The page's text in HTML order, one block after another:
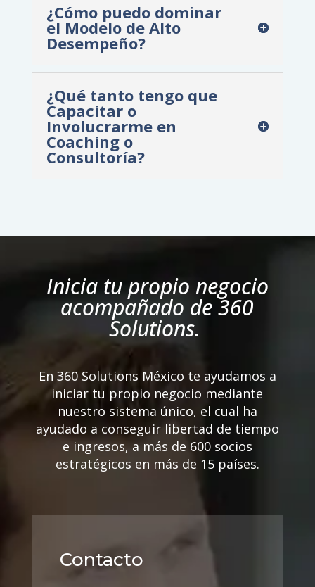
¿Cómo puedo dominar
el Modelo de Alto
Desempeño?
¿Qué tanto tengo que
Capacitar o
Involucrarme en
Coaching o
Consultoría?
Inicia tu propio negocio
acompañado de 360
Solutions.
En 360 Solutions México te ayudamos a
iniciar tu propio negocio mediante
nuestro sistema único, el cual ha
ayudado a conseguir libertad de tiempo
e ingresos, a más de 600 socios
estratégicos en más de 15 países.
Contacto